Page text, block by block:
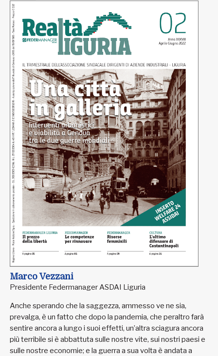
Marco Vezzani
Presidente Federmanager ASDAI Liguria
Anche sperando che la saggezza, ammesso ve ne sia,
prevalga, è un fatto che dopo la pandemia, che peraltro farà
sentire ancora a lungo i suoi effetti, un’altra sciagura ancora
più terribile si è abbattuta sulle nostre vite, sui nostri paesi e
sulle nostre economie; e la guerra a sua volta è andata a